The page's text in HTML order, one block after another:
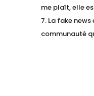
me plaît, elle
La fake news
communauté